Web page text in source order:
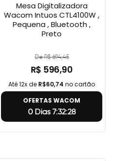
Mesa Digitalizadora
Wacom Intuos CTL4100W ,
Pequena , Bluetooth ,
Preto
De R$ 694,45
R$ 596,90
Até 12x de R$60,74 no cartão
OFERTAS WACOM
0 Dias 7:32:27